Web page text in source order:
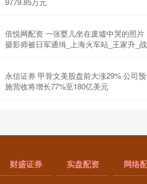
倍悦网配资 一张婴儿坐在废墟中哭的照片
摄影师被日军通缉_上海火车站_王家升_
永信证券 甲骨文美股盘前大涨29% 公司
施营收将增长77%至180亿美元
财盛证券 实盘配资 网络